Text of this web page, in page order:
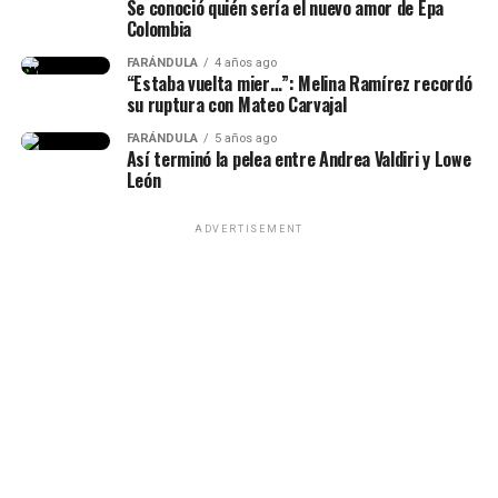
un invierno”, se oyó.
Y EL VERANO ROSA AHORA
ES UN INVIERNO …. Alguien
que te amaba
Lee también: “Fui víctima de abvs6 s3xua7 de
Rafael Poveda”: Salieron a la luz los testimonios de
las presuntas víctimas que acusan al periodista
A continuación, presentamos eltop 10 de las
canciones más escuchadasen el país y que
actualmente ocupan las primeras posiciones en dicho
Se conoció quién sería el nuevo amor de Epa
Colombia
FARÁNDULA 4 años ago
“Estaba vuelta mier…”: Melina Ramírez recordó
su ruptura con Mateo Carvajal
FARÁNDULA 5 años ago
Así terminó la pelea entre Andrea Valdiri y Lowe
León
ADVERTISEMENT